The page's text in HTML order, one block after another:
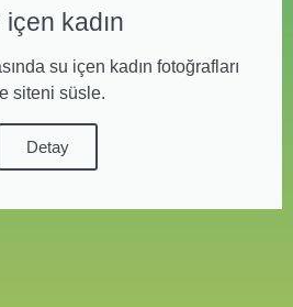
içen kadın
su içen kadın fotoğrafları
siteni süsle.
Detay